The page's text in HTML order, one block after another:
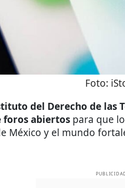
Foto:
del Derecho de las
foros abiertos para que
México y el mundo